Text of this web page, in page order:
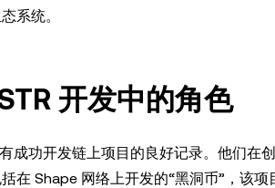
系统。
开发中的角色
成功开发链上项目的良好记录。他们在
在 Shape 网络上开发的“黑洞币”，该项